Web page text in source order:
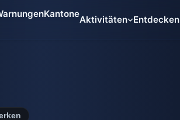
Kantone
Aktivitäten Entdecken